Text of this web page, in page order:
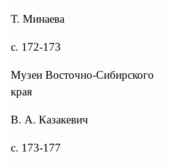
Т. Минаева
с. 172-173
Музеи Восточно-Сибирского
края
В. А. Казакевич
с. 173-177